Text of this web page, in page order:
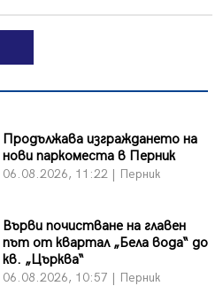
Продължава изграждането на
нови паркоместа в Перник
06.08.2026, 11:22 | Перник
Върви почистване на главен
път от квартал „Бела вода“ до
кв. „Църква“
06.08.2026, 10:57 | Перник